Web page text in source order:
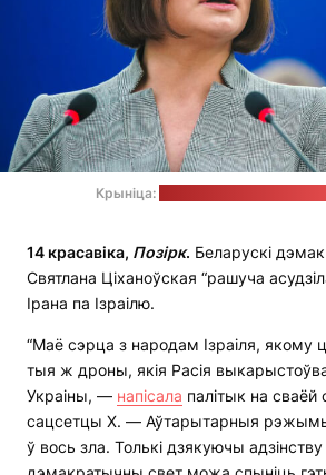
Крыніца:
14 красавіка, Позірк. Беларускі
Святлана Ціханоўская “рашуча
Ірана па Ізраілю.
“Маё сэрца з народам Ізраіля, якому
тыя ж дроны, якія Расія
Украіны, — напісала палітык на
сацсетцы X. — Аўтарытарныя
ў вось зла. Толькі дзякуючы адзінству